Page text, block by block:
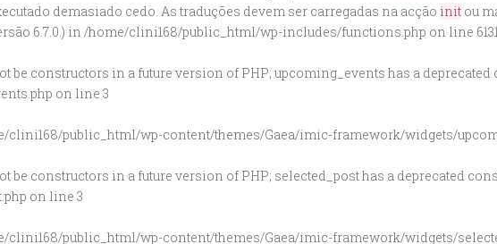
demasiado cedo. As traduções devem ser carregadas na acção init ou
6.7.0.) in /home/clini168/public_html/wp-includes/functions.php on line
be constructors in a future version of PHP; upcoming_events has a
on line 3
clini168/public_html/wp-content/themes/Gaea/imic-framework/widgets/
be constructors in a future version of PHP; selected_post has a deprecated
on line 3
clini168/public_html/wp-content/themes/Gaea/imic-framework/widgets/